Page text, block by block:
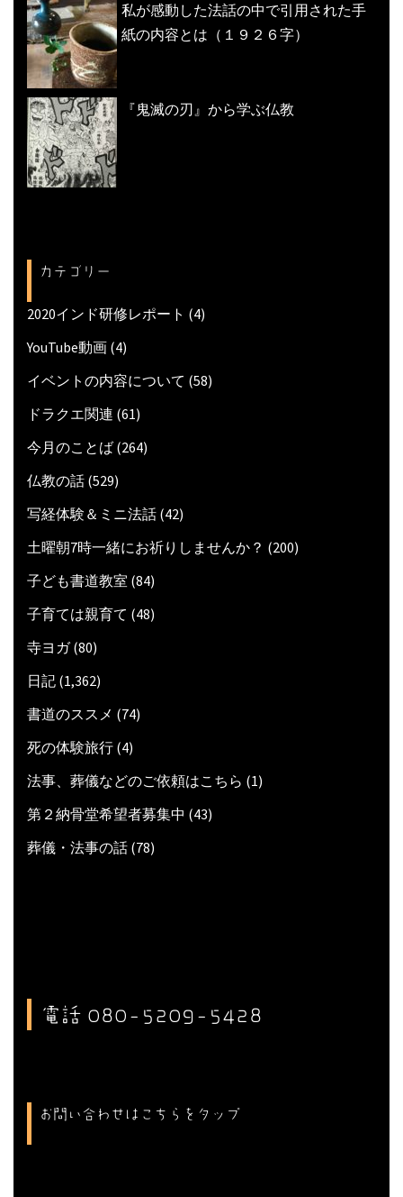
私が感動した法話の中で引用された手
紙の内容とは（１９２６字）
『鬼滅の刃』から学ぶ仏教
カテゴリー
2020インド研修レポート (4)
YouTube動画 (4)
イベントの内容について (58)
ドラクエ関連 (61)
今月のことば (264)
仏教の話 (529)
写経体験＆ミニ法話 (42)
土曜朝7時一緒にお祈りしませんか？ (200)
子ども書道教室 (84)
子育ては親育て (48)
寺ヨガ(80)
日記 (1,362)
書道のススメ (74)
死の体験旅行 (4)
法事、葬儀などのご依頼はこちら (1)
第２納骨堂希望者募集中 (43)
葬儀・法事の話 (78)
電話 080-5209-5428
お問い合わせはこちらをタップ